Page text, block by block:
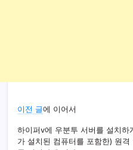
이전 글에 이어서
하이퍼v에 우분투 서버를 설치
가 설치된 컴퓨터를 포함한) 원